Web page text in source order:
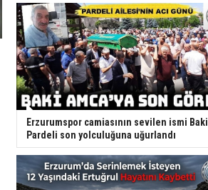
Erzurumspor camiasının sevilen ismi Baki
Pardeli son yolculuğuna uğurlandı